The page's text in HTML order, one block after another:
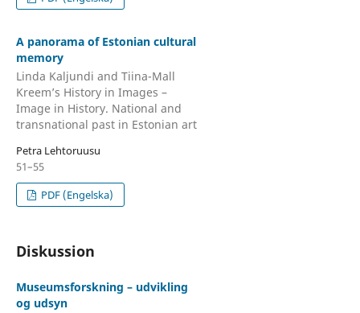
A panorama of Estonian cultural
memory
Linda Kaljundi and Tiina-Mall
Kreem’s History in Images –
Image in History. National and
transnational past in Estonian art
Petra Lehtoruusu
51–55
PDF (Engelska)
Diskussion
Museumsforskning – udvikling
og udsyn